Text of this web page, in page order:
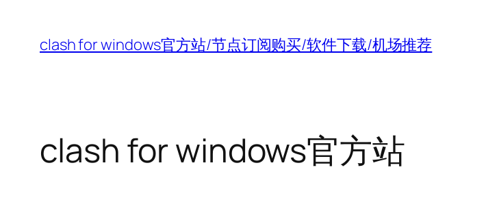
clash for windows官方站/节点订阅购买/软件下载/机场推荐
clash for windows官方站